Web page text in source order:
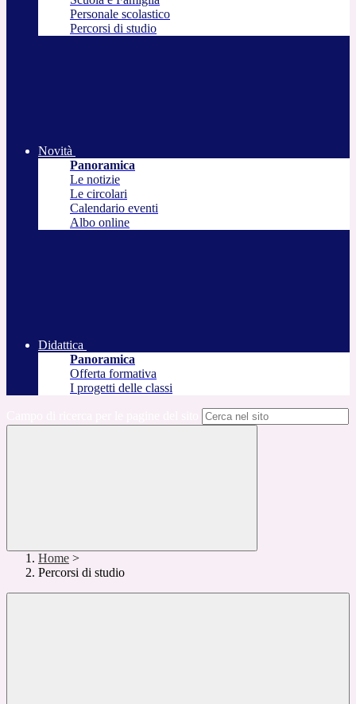
Personale scolastico
Percorsi di studio
Novità
Panoramica
Le notizie
Le circolari
Calendario eventi
Albo online
Didattica
Panoramica
Offerta formativa
I progetti delle classi
Home >
Percorsi di studio